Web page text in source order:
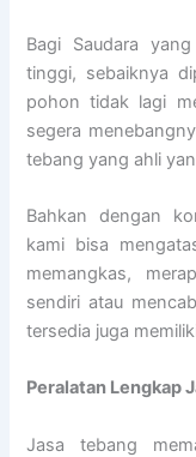
Bagi Saudara
tinggi, sebaiknya
pohon tidak lagi
segera
tebang yang ahli
Bahkan dengan
kami bisa
memangkas,
sendiri atau
tersedia juga
Peralatan Lengkap
Jasa tebang